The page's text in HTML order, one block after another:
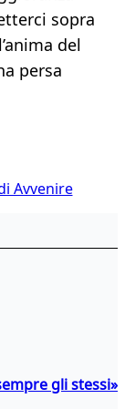
sopra
del
persa
Avvenire
gli stessi»